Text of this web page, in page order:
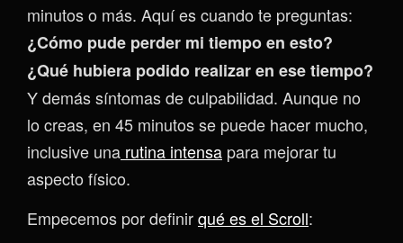
minutos o más. Aquí es cuando te preguntas:
¿Cómo pude perder mi tiempo en esto?
¿Qué hubiera podido realizar en ese tiempo?
Y demás síntomas de culpabilidad. Aunque no
lo creas, en 45 minutos se puede hacer mucho,
inclusive una rutina intensa para mejorar tu
aspecto físico.
Empecemos por definirqué es el Scroll: